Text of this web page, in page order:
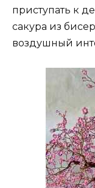
приступать к
сакура из
воздушный